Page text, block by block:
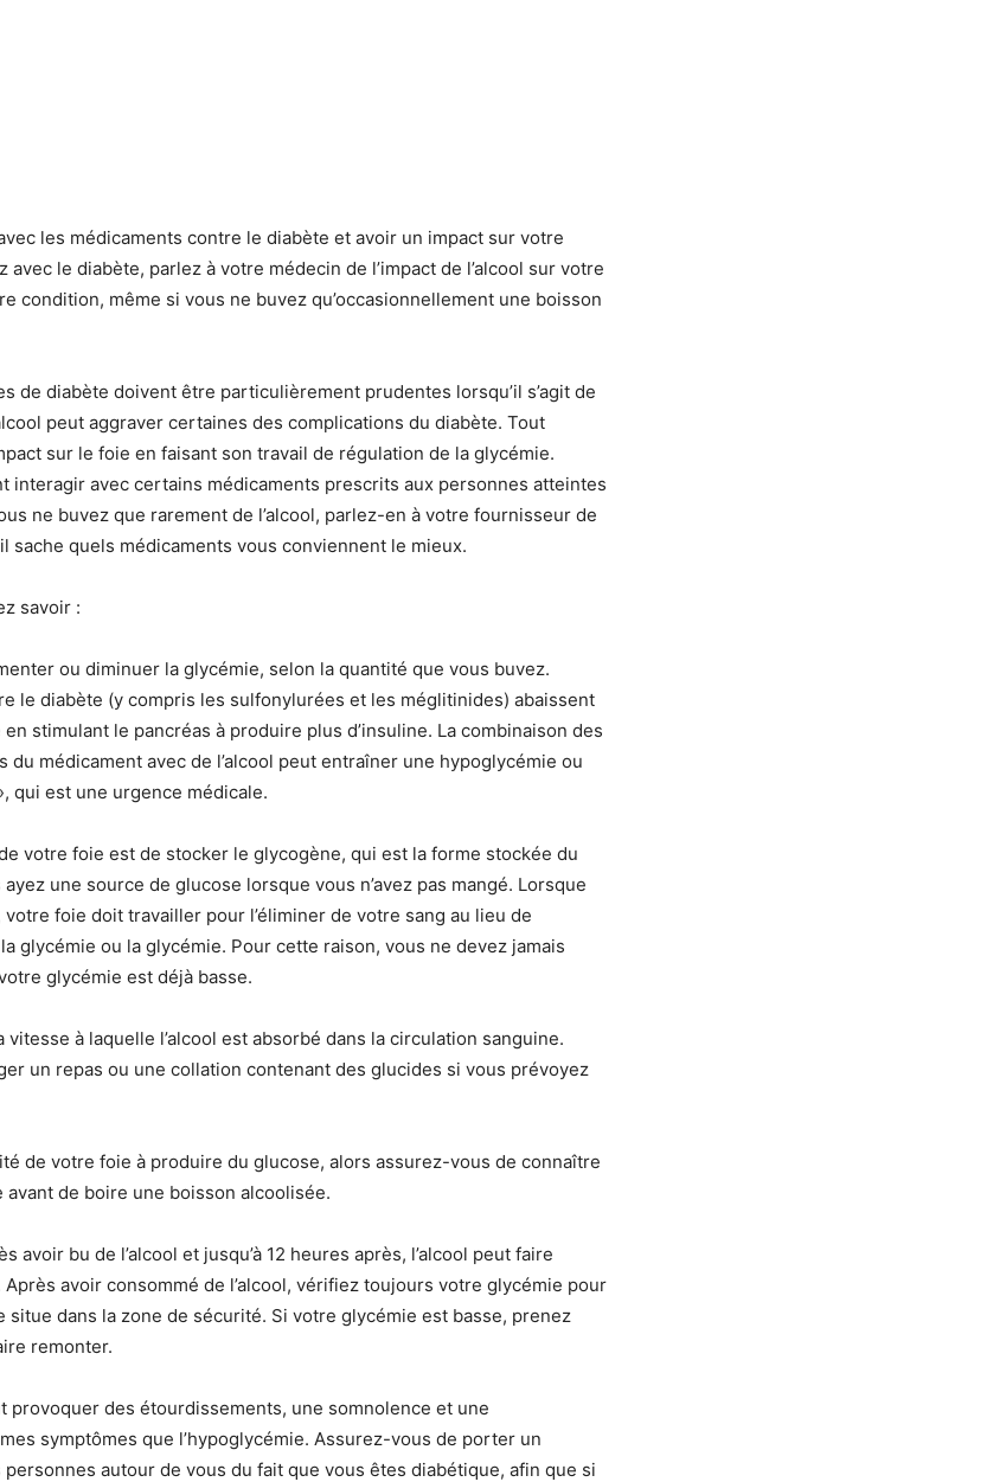
les médicaments contre le diabète et avoir un impact sur votre
avec le diabète, parlez à votre médecin de l’impact de l’alcool sur votre
condition, même si vous ne buvez qu’occasionnellement une boisson
de diabète doivent être particulièrement prudentes lorsqu’il s’agit de
peut aggraver certaines des complications du diabète. Tout
sur le foie en faisant son travail de régulation de la glycémie.
interagir avec certains médicaments prescrits aux personnes atteintes
ne buvez que rarement de l’alcool, parlez-en à votre fournisseur de
sache quels médicaments vous conviennent le mieux.
savoir :
ou diminuer la glycémie, selon la quantité que vous buvez.
le diabète (y compris les sulfonylurées et les méglitinides) abaissent
stimulant le pancréas à produire plus d’insuline. La combinaison des
du médicament avec de l’alcool peut entraîner une hypoglycémie ou
qui est une urgence médicale.
votre foie est de stocker le glycogène, qui est la forme stockée du
une source de glucose lorsque vous n’avez pas mangé. Lorsque
votre foie doit travailler pour l’éliminer de votre sang au lieu de
glycémie ou la glycémie. Pour cette raison, vous ne devez jamais
glycémie est déjà basse.
à laquelle l’alcool est absorbé dans la circulation sanguine.
un repas ou une collation contenant des glucides si vous prévoyez
de votre foie à produire du glucose, alors assurez-vous de connaître
de boire une boisson alcoolisée.
avoir bu de l’alcool et jusqu’à 12 heures après, l’alcool peut faire
avoir consommé de l’alcool, vérifiez toujours votre glycémie pour
situe dans la zone de sécurité. Si votre glycémie est basse, prenez
remonter.
provoquer des étourdissements, une somnolence et une
symptômes que l’hypoglycémie. Assurez-vous de porter un
autour de vous du fait que vous êtes diabétique, afin que si